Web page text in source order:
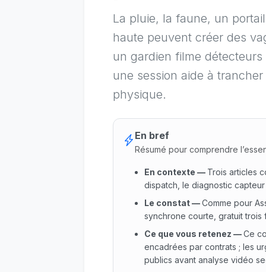
La pluie, la faune, un
haute peuvent créer des
un gardien filme
une session aide à
physique.
En bref
Résumé pour comprendre
En contexte — Trois articles
dispatch, le diagnostic
Le constat—Comme pour
synchrone courte, gratuit trois
Ce que vous retenez —Ce
encadrées par contrats ; les
publics avant analyse vidéo